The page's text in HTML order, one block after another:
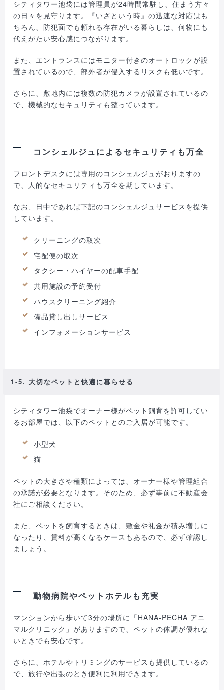
シティタワー池袋には管理員が24時間常駐し、住まう方々
の日々を見守ります。『いざという時』の迅速な対応はも
ちろん、防犯面でも頼れる存在がいる暮らしは、何物にも
代えがたい安心感につながります。
また、エントランスにはモニター付きのオートロックが設
置されているので、部外者が侵入するリスクも低いです。
さらに、敷地内には複数の防犯カメラが設置されているの
で、機械的なセキュリティも整っています。
コンシェルジュによるセキュリティも万全
フロントデスクには専用のコンシェルジュがおりますの
で、人的なセキュリティも万全を期しています。
なお、日中であれば下記のコンシェルジュサービスを提供
しています。
クリーニングの取次
宅配便の取次
タクシー・ハイヤーの配車手配
共用施設の予約受付
ハウスクリーニング紹介
備品貸し出しサービス
インフォメーションサービス
1-5. 大切なペットと快適に暮らせる
シティタワー池袋でオーナー様がペット飼育を許可してい
るお部屋では、以下のペットとのご入居が可能です。
小型犬
猫
ペットの大きさや種類によっては、オーナー様や管理組合
の承諾が必要となります。そのため、必ず事前に不動産会
社にご相談ください。
また、ペットを飼育するときは、敷金や礼金が積み増しに
なったり、賃料が高くなるケースもあるので、必ず確認し
ましょう。
動物病院やペットホテルも充実
マンションから歩いて3分の場所に「HANA-PECHA アニ
マルクリニック」がありますので、ペットの体調が優れな
いときでも安心です。
さらに、ホテルやトリミングのサービスも提供しているの
で、旅行や出張のとき便利に利用できます。